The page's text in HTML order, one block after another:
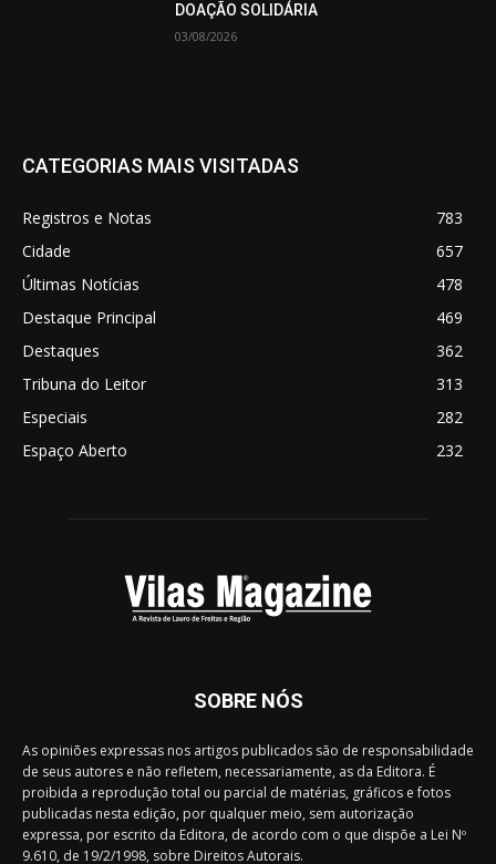
DOAÇÃO SOLIDÁRIA
03/08/2026
CATEGORIAS MAIS VISITADAS
Registros e Notas
783
Cidade
657
Últimas Notícias
478
Destaque Principal
469
Destaques
362
Tribuna do Leitor
313
Especiais
282
Espaço Aberto
232
SOBRE NÓS
As opiniões expressas nos artigos publicados são de responsabilidade
de seus autores e não refletem, necessariamente, as da Editora. É
proibida a reprodução total ou parcial de matérias, gráficos e fotos
publicadas nesta edição, por qualquer meio, sem autorização
expressa, por escrito da Editora, de acordo com o que dispõe a Lei Nº
9.610, de 19/2/1998, sobre Direitos Autorais.